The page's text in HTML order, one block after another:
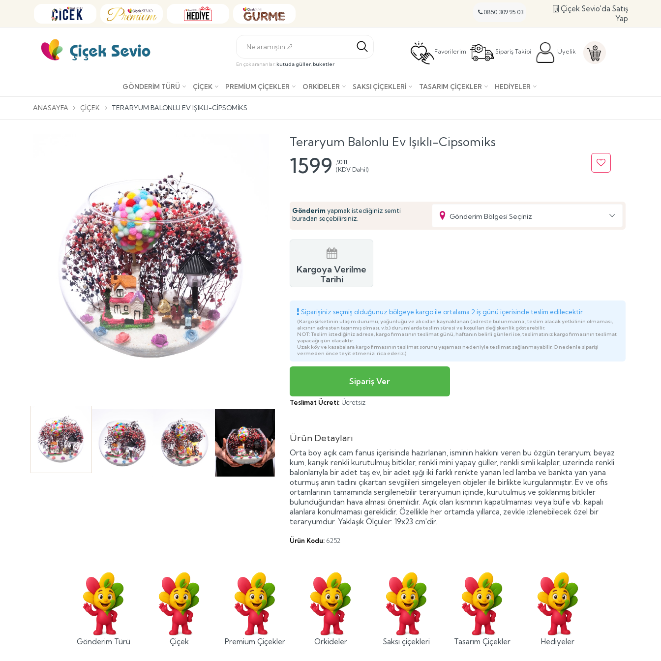
0850 309 95 03
Çiçek Sevio'da Satış
Yap
En çok arananlar: kutuda güller, buketler
Favorilerim Sipariş Takibi Üyelik
GÖNDERIM TÜRÜ ÇIÇEK PREMIUM ÇIÇEKLER ORKIDELER SAKSI ÇIÇEKLERI TASARIM ÇIÇEKLER HEDIYELER
ANASAYFA ÇIÇEK TERARYUM BALONLU EV IŞIKLI-CIPSOMIKS
Teraryum Balonlu Ev Işıklı-Cipsomiks
1599
,90 TL
(KDV Dahil)
Gönderimyapmak istediğiniz semti
buradan seçebilirsiniz.
Gönderim Bölgesi Seçiniz
Kargoya Verilme
Tarihi
Siparişiniz seçmiş olduğunuz bölgeye kargo ile ortalama 2 iş günü içerisinde teslim edilecektir.
(Kargo şirketinin ulaşım durumu, yoğunluğu ve alıcıdan kaynaklanan (adreste bulunmama , teslim alacak yetkilinin olmaması,
alıcının adresten taşınmış olması, v.b.) durumlarda teslim süresi ve koşulları değişkenlik gösterebilir.
NOT: Teslim istediğiniz adrese, kargo firmasının teslimat günü, haftanın belirli günleri ise, teslimatınız kargo firmasının teslimat
yapacağı gün olacaktır.
Uzak köy ve kasabalara kargo firmasının teslimat sorunu yaşaması nedeniyle teslimat sağlanmayabilir. O nedenle siparişi
vermeden önce teyit etmenizi rica ederiz.)
Teslimat Ücreti: Ücretsiz
Ürün Detayları
Orta boy açık cam fanus içerisinde hazırlanan, isminin hakkını veren bu özgün teraryum; beyaz
kum, karışık renkli kurutulmuş bitkiler, renkli mini yapay güller, renkli simli kalpler, üzerinde renkli
balonlarıyla bir adet taş ev, bir adet ışığı iki farklı renkte yanan led lamba ve bankta yan yana
oturmuş anın tadını çıkartan sevgilileri simgeleyen objeler ile birlikte kurgulanmıştır. Ev ve ofis
ortamlarının tamamında sergilenebilir teraryumun içinde, kurutulmuş ve şoklanmış bitkiler
bulunduğundan hava alması önemlidir. Açık olan kısmının kapatılmaması veya büfe vb. kapalı
alanlara konulmaması gereklidir. Özellikle her ortamda yıllarca, zevkle izlenebilecek özel bir
teraryumdur. Yaklaşık Ölçüler: 19x23 cm'dir.
Ürün Kodu: 6252
Gönderim Türü Çiçek Premium Çiçekler Orkideler Saksı çiçekleri Tasarım Çiçekler Hediyeler